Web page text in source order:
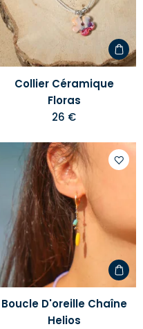
liste
Collier Céramique
Floras
26 €
liste
Boucle D'oreille Chaîne
Helios